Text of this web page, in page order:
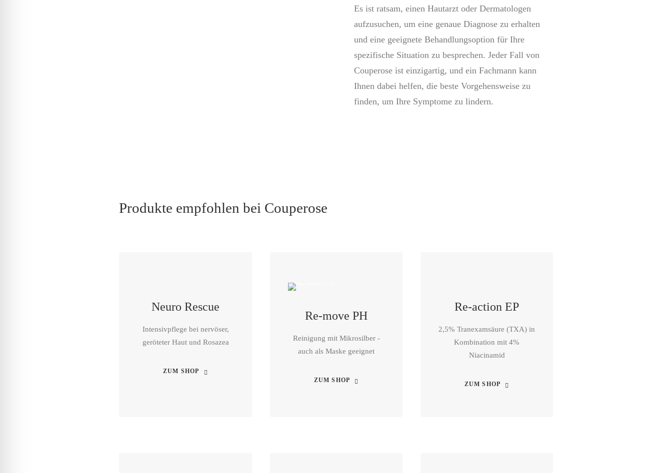
Es ist ratsam, einen Hautarzt oder Dermatologen
aufzusuchen, um eine genaue Diagnose zu erhalten
und eine geeignete Behandlungsoption für Ihre
spezifische Situation zu besprechen. Jeder Fall von
Couperose ist einzigartig, und ein Fachmann kann
Ihnen dabei helfen, die beste Vorgehensweise zu
finden, um Ihre Symptome zu lindern.
Produkte empfohlen bei Couperose
Neuro Rescue
Intensivpflege bei nervöser,
geröteter Haut und Rosazea
ZUM SHOP
Re-move PH
Reinigung mit Mikrosilber -
auch als Maske geeignet
ZUM SHOP
Re-action EP
2,5% Tranexamsäure (TXA) in
Kombination mit 4%
Niacinamid
ZUM SHOP